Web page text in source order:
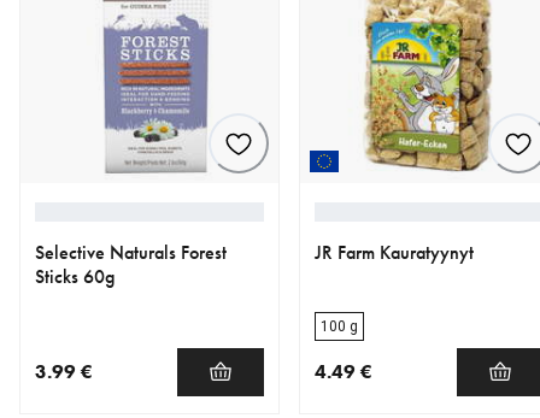
Selective Naturals Forest
Sticks 60g
3.99 €
JR Farm Kauratyynyt
100 g
4.49 €